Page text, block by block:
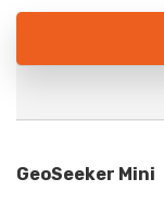
GeoSeeker Mini